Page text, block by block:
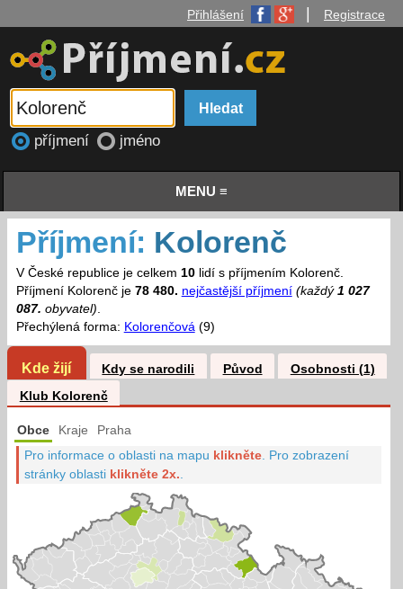
Přihlášení Registrace
příjmení jméno
MENU ≡
Příjmení: Kolorenč
V České republice je celkem 10lidí s příjmením Kolorenč.
Příjmení Kolorenč je 78 480. nejčastější příjmení (každý 1 027
087. obyvatel).
Přechýlená forma: Kolorenčová(9)
Kde žijí Kdy se narodili Původ
Osobnosti (1)
Klub Kolorenč
Obce Kraje Praha
Pro informace o oblasti na mapu klikněte Pro zobrazení
stránky oblasti klikněte 2x.